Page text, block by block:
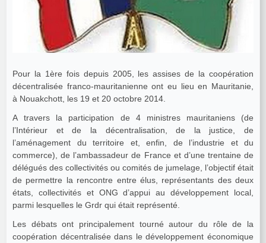
Pour la 1ère fois depuis 2005, les assises de la coopération
décentralisée franco-mauritanienne ont eu lieu en Mauritanie,
à Nouakchott, les 19 et 20 octobre 2014.
A travers la participation de 4 ministres mauritaniens (de
l’Intérieur et de la décentralisation, de la justice, de
l’aménagement du territoire et, enfin, de l’industrie et du
commerce), de l’ambassadeur de France et d’une trentaine de
délégués des collectivités ou comités de jumelage, l’objectif était
de permettre la rencontre entre élus, représentants des deux
états, collectivités et ONG d’appui au développement local,
parmi lesquelles le Grdr qui était représenté.
Les débats ont principalement tourné autour du rôle de la
coopération décentralisée dans le développement économique